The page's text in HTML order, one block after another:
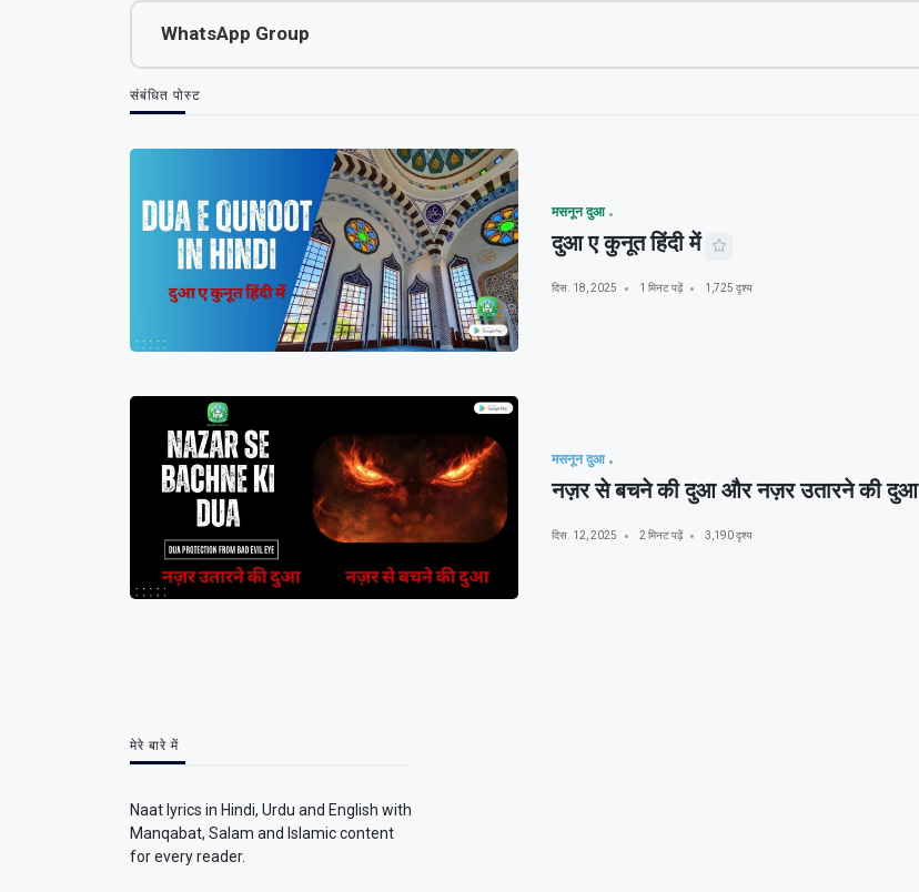
WhatsApp Group
संबंधित पोस्ट
मसनून दुआ
दुआ ए कुनूत हिंदी में
दिस. 18, 2025 1 मिनट पढ़ें 1,725 दृश्य
मसनून दुआ
नज़र से बचने की दुआ और नज़र उतारने की दुआ
दिस. 12, 2025 2 मिनट पढ़ें 3,190 दृश्य
मेरे बारे में
Naat lyrics in Hindi, Urdu and English with
Manqabat, Salam and Islamic content
for every reader.